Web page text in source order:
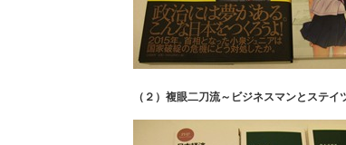
（２）複眼二刀流～ビジネスマンとステ